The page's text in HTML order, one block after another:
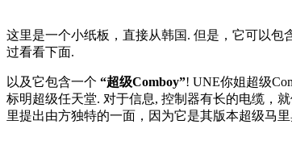
这里是一个小纸板，直接从韩国. 但是，它可以包
过看看下面.
以及它包含一个 “超级Comboy”! UNE你姐超级
标明超级任天堂. 对于信息, 控制器有长的电缆，
里提出由方独特的一面，因为它是其版本超级马